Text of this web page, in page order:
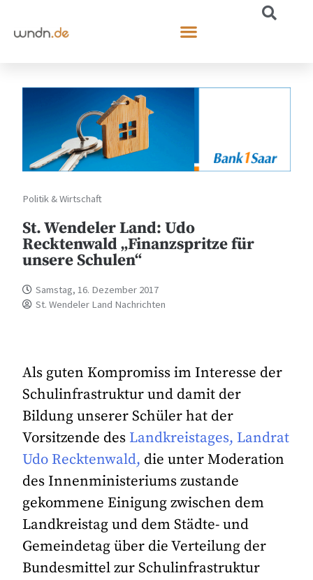
Politik & Wirtschaft
St. Wendeler Land: Udo
Recktenwald „Finanzspritze für
unsere Schulen“
Samstag, 16. Dezember 2017
St. Wendeler Land Nachrichten
Als guten Kompromiss im Interesse der
Schulinfrastruktur und damit der
Bildung unserer Schüler hat der
Vorsitzende des Landkreistages, Landrat
Udo Recktenwald, die unter Moderation
des Innenministeriums zustande
gekommene Einigung zwischen dem
Landkreistag und dem Städte- und
Gemeindetag über die Verteilung der
Bundesmittel zur Schulinfrastruktur